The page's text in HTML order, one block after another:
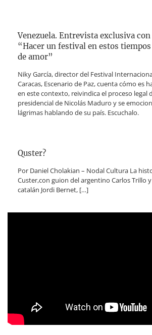
Venezuela. Entrevista exclusiva
“Hacer un festival en estos
de amor”
Niky García, director del Festival
Caracas, Escenario de Paz, cuenta cómo es
en este contexto, reivindica el proceso legal
presidencial de Nicolás Maduro y se
lágrimas hablando de su país. Escuchalo.
Quster?
Por Daniel Cholakian – Nodal Cultura La
Custer,con guion del argentino Carlos Trillo
catalán Jordi Bernet, […]